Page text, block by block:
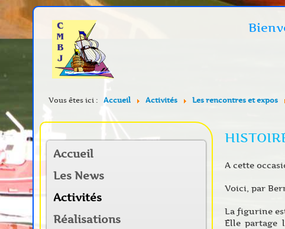
Vous êtes ici : Accueil Activités Les rencontres et expos
Accueil
Les News
Activités
Réalisations
A cette
Voici, par
La figurine
Elle partage